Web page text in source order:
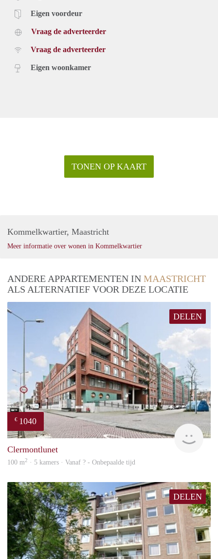
Eigen voordeur
Vraag de adverteerder
Vraag de adverteerder
Eigen woonkamer
TONEN OP KAART
Kommelkwartier, Maastricht
Meer informatie over wonen in Kommelkwartier
ANDERE APPARTEMENTEN IN MAASTRICHT
ALS ALTERNATIEF VOOR DEZE LOCATIE
DELEN
€ 1040
Clermontlunet
100 m2 · 5 kamers · Vanaf ? - Onbepaalde tijd
DELEN